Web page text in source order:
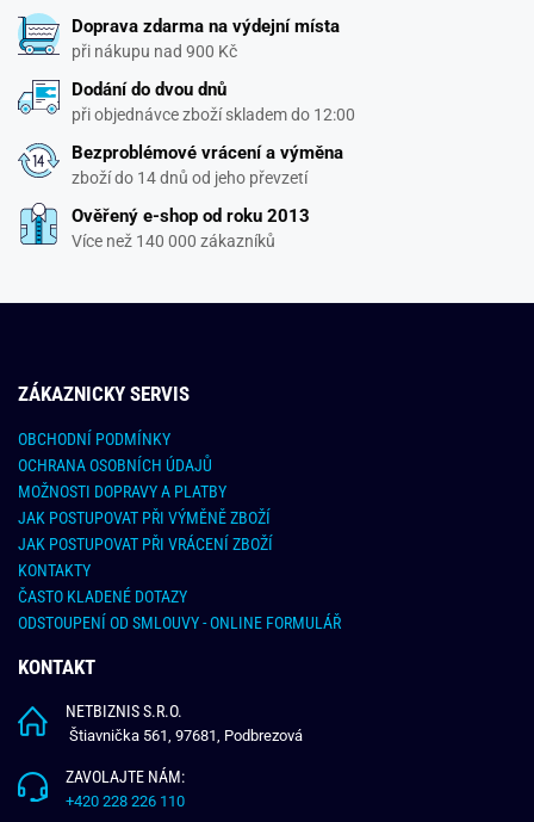
Doprava zdarma na výdejní místa
při nákupu nad 900 Kč
Dodání do dvou dnů
při objednávce zboží skladem do 12:00
Bezproblémové vrácení a výměna
zboží do 14 dnů od jeho převzetí
Ověřený e-shop od roku 2013
Více než 140 000 zákazníků
ZÁKAZNICKY SERVIS
OBCHODNÍ PODMÍNKY
OCHRANA OSOBNÍCH ÚDAJŮ
MOŽNOSTI DOPRAVY A PLATBY
JAK POSTUPOVAT PŘI VÝMĚNĚ ZBOŽÍ
JAK POSTUPOVAT PŘI VRÁCENÍ ZBOŽÍ
KONTAKTY
ČASTO KLADENÉ DOTAZY
ODSTOUPENÍ OD SMLOUVY - ONLINE FORMULÁŘ
KONTAKT
NETBIZNIS S.R.O.
Štiavnička 561, 97681, Podbrezová
ZAVOLAJTE NÁM:
+420 228 226 110